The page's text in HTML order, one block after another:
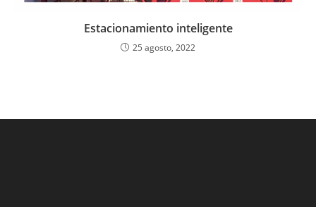
Estacionamiento inteligente
25 agosto, 2022